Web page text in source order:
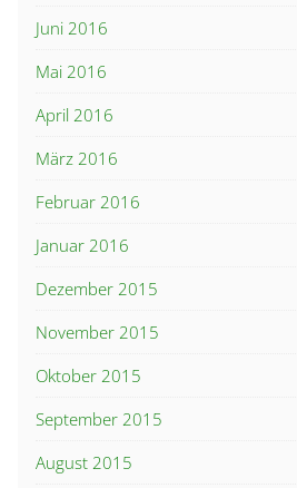
Juni 2016
Mai 2016
April 2016
März 2016
Februar 2016
Januar 2016
Dezember 2015
November 2015
Oktober 2015
September 2015
August 2015